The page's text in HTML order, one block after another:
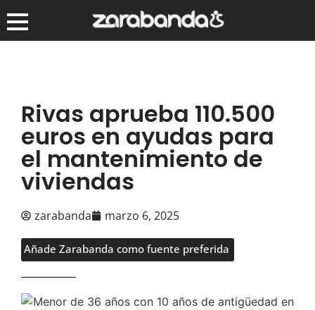
Rivas aprueba 110.500
euros en ayudas para
el mantenimiento de
viviendas
zarabanda marzo 6, 2025
Añade Zarabanda como fuente preferida